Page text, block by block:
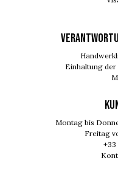
Einhaltung der
Montag bis
Freitag
+33